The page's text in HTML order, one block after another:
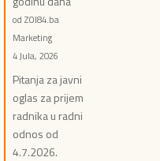
od ZOI84.ba
Marketing
4 Jula, 2026
Pitanja za javni
oglas za prijem
radnika u radni
odnos od
4.7.2026.